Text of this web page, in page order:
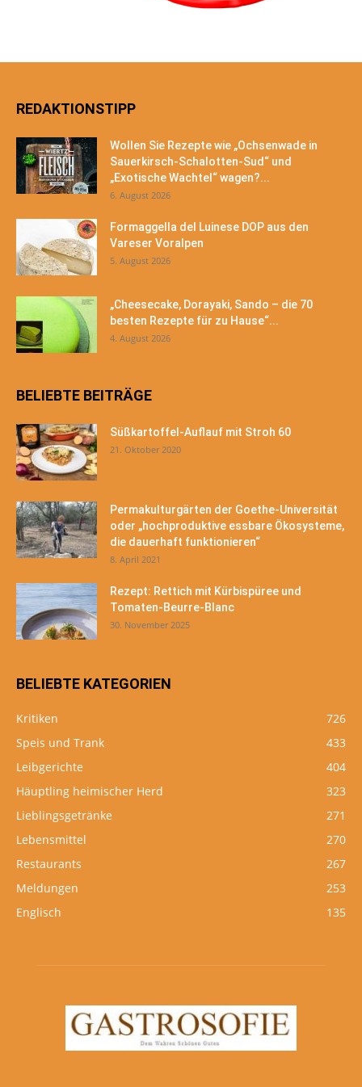
REDAKTIONSTIPP
Wollen Sie Rezepte wie „Ochsenwade in
Sauerkirsch-Schalotten-Sud“ und
„Exotische Wachtel“ wagen?...
6. August 2026
Formaggella del Luinese DOP aus den
Vareser Voralpen
5. August 2026
„Cheesecake, Dorayaki, Sando – die 70
besten Rezepte für zu Hause“...
4. August 2026
BELIEBTE BEITRÄGE
Süßkartoffel-Auflauf mit Stroh 60
21. Oktober 2020
Permakulturgärten der Goethe-Universität
oder „hochproduktive essbare Ökosysteme,
die dauerhaft funktionieren“
8. April 2021
Rezept: Rettich mit Kürbispüree und
Tomaten-Beurre-Blanc
30. November 2025
BELIEBTE KATEGORIEN
Kritiken
726
Speis und Trank
433
Leibgerichte
404
Häuptling heimischer Herd
323
Lieblingsgetränke
271
Lebensmittel
270
Restaurants
267
Meldungen
253
Englisch
135